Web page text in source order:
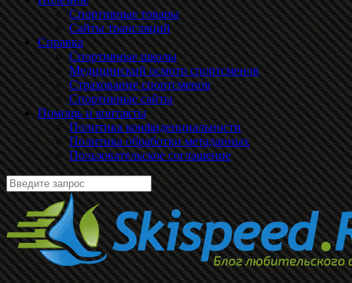
Спортивные товары
Сайты трансляций
Справка
Спортивные школы
Медицинский осмотр спортсменов
Страхование спортсменов
Спортивные сайты
Помощь и контакты
Политика конфиденциальности
Политика обработки метаданных
Пользовательское соглашение